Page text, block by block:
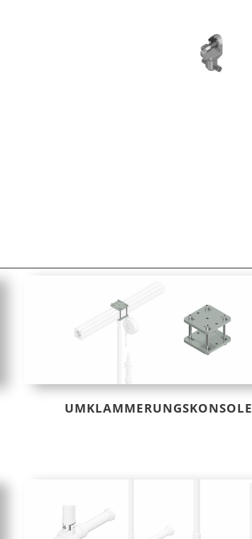
UMKLAMMERUNGSKONSOLE